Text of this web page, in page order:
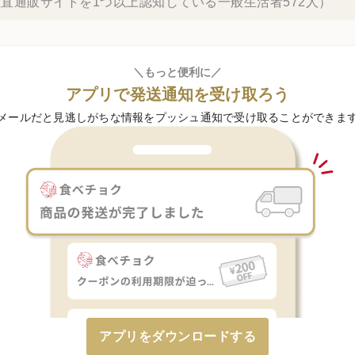
＼もっと便利に／
アプリで発送通知を受け取ろう
ールだと見逃しがちな情報をプッシュ通知で受け取ることができま
アプリをダウンロードする